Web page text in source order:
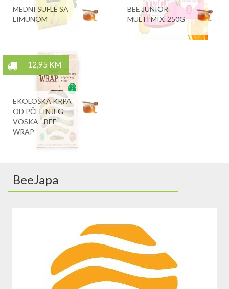
MEDNI SUFLE SA
LIMUNOM
BEE JUNIOR
MULTI MIX, 250G
12,95 KM
EKOLOŠKA KRPA
OD PČELINJEG
VOSKA - BEE
WRAP
BeeJapa